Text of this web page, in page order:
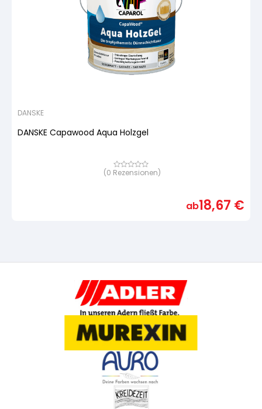
DANSKE
DANSKE Capawood Aqua Holzgel
Bewertet
(0 Rezensionen)
ab18,67 €